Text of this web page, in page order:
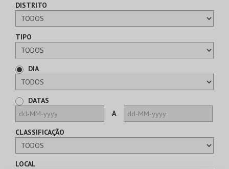
DISTRITO
TIPO
DIA
DATAS
A
CLASSIFICAÇÃO
LOCAL